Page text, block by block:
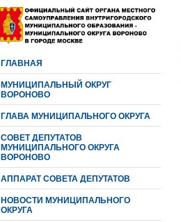
ГЛАВНАЯ
МУНИЦИПАЛЬНЫЙ ОКРУГ
ВОРОНОВО
ГЛАВА МУНИЦИПАЛЬНОГО ОКРУГА
CОВЕТ ДЕПУТАТОВ
МУНИЦИПАЛЬНОГО ОКРУГА
ВОРОНОВО
АППАРАТ СОВЕТА ДЕПУТАТОВ
НОВОСТИ МУНИЦИПАЛЬНОГО
ОКРУГА